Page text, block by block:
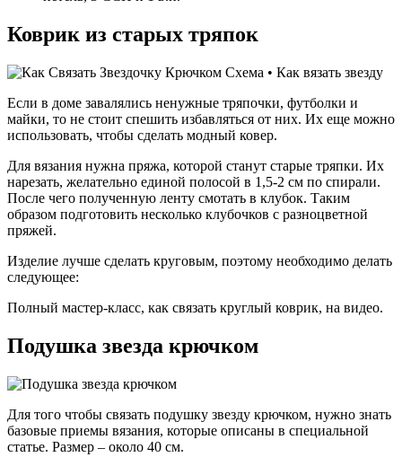
Коврик из старых тряпок
Если в доме завалялись ненужные тряпочки, футболки и
майки, то не стоит спешить избавляться от них. Их еще можно
использовать, чтобы сделать модный ковер.
Для вязания нужна пряжа, которой станут старые тряпки. Их
нарезать, желательно единой полосой в 1,5-2 см по спирали.
После чего полученную ленту смотать в клубок. Таким
образом подготовить несколько клубочков с разноцветной
пряжей.
Изделие лучше сделать круговым, поэтому необходимо делать
следующее:
Полный мастер-класс, как связать круглый коврик, на видео.
Подушка звезда крючком
Для того чтобы связать подушку звезду крючком, нужно знать
базовые приемы вязания, которые описаны в специальной
статье. Размер – около 40 см.